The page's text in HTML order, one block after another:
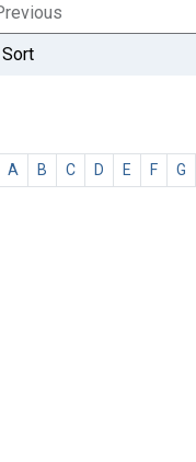
A B C D E F G